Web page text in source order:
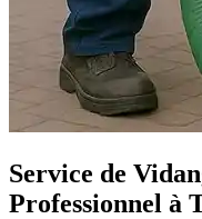
Service de
Professionnel à